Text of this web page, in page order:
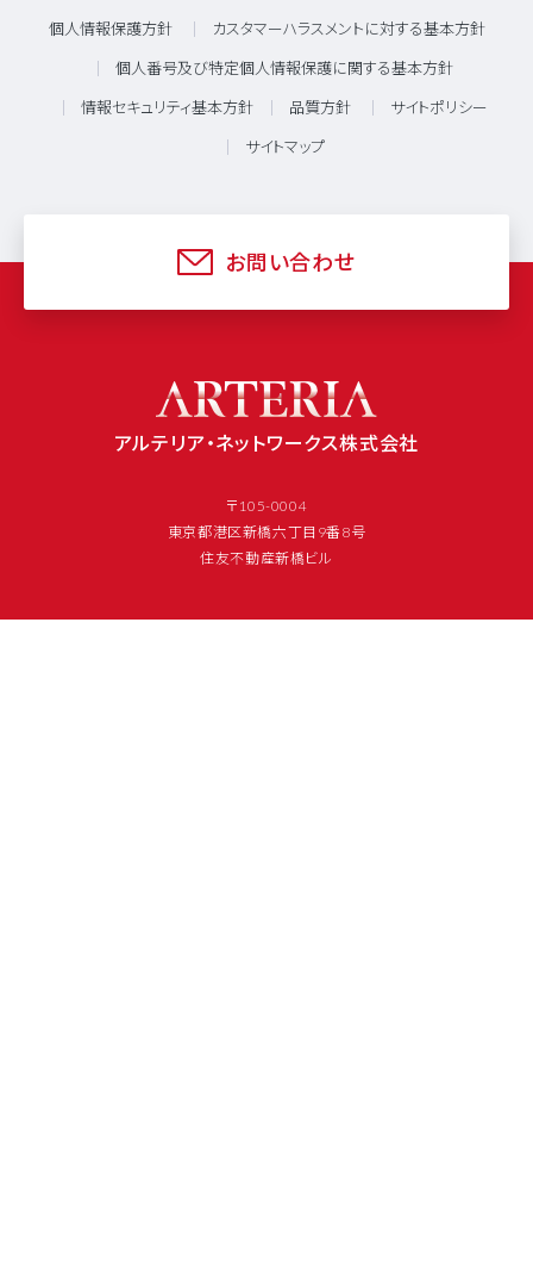
個人情報保護方針 カスタマーハラスメントに対する基本方針
個人番号及び特定個人情報保護に関する基本方針
情報セキュリティ基本方針 品質方針 サイトポリシー
サイトマップ
お問い合わせ
アルテリア・ネットワークス株式会社
〒105-0004
東京都港区新橋六丁目9番8号
住友不動産新橋ビル